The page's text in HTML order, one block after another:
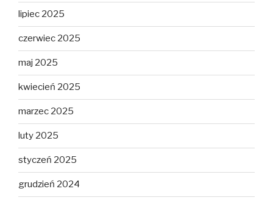
lipiec 2025
czerwiec 2025
maj 2025
kwiecień 2025
marzec 2025
luty 2025
styczeń 2025
grudzień 2024